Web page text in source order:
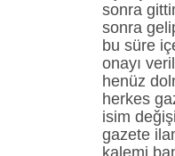
sonra
sonra
bu süre
onayı
henüz
herkes
isim
gazete
kalemi